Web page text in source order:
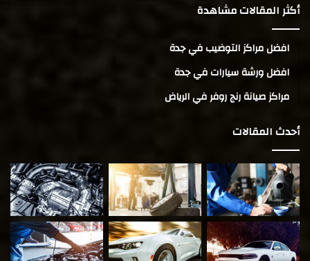
أكثر المقالات مشاهدة
افضل مراكز التوضيب في جدة
افضل ورشة سيارات في جدة
مراكز صيانة رنج روفر في الرياض
أحدث المقالات